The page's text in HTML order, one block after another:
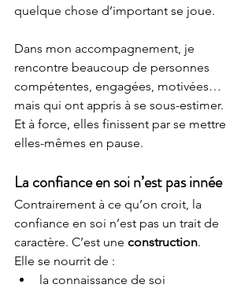
quelque chose d’important se joue.
Dans mon accompagnement, je
rencontre beaucoup de personnes
compétentes, engagées, motivées…
mais qui ont appris à se sous-estimer.
Et à force, elles finissent par se mettre
elles-mêmes en pause.
La confiance en soi n’est pas innée
Contrairement à ce qu’on croit, la
confiance en soi n’est pas un trait de
caractère. C’est une construction.
Elle se nourrit de :
la connaissance de soi